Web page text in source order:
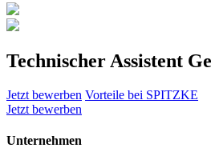
Technischer Assistent
Jetzt bewerben Vorteile bei SPITZKE
Jetzt bewerben
Unternehmen